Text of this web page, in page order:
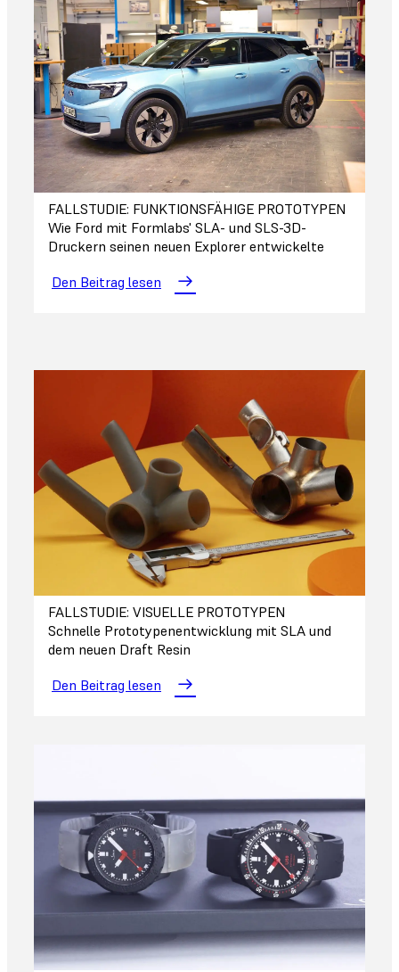
FALLSTUDIE: FUNKTIONSFÄHIGE PROTOTYPEN
Wie Ford mit Formlabs' SLA- und SLS-3D-
Druckern seinen neuen Explorer entwickelte
Den Beitrag lesen
FALLSTUDIE: VISUELLE PROTOTYPEN
Schnelle Prototypenentwicklung mit SLA und
dem neuen Draft Resin
Den Beitrag lesen